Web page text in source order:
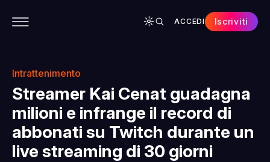
ACCEDI Iscriviti
Intrattenimento
Streamer Kai Cenat guadagna
milioni e infrange il record di
abbonati su Twitch durante un
live streaming di 30 giorni